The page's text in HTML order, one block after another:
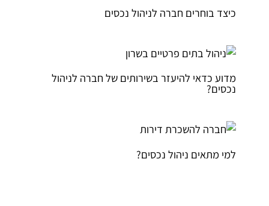
כיצד בוחרים חברה לניהול נכסים
מדוע כדאי להיעזר בשירותים של חברה לניהול
נכסים?
למי מתאים ניהול נכסים?